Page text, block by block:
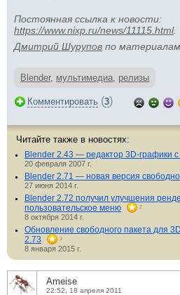
Постоянная ссылка к новости:
https://www.nixp.ru/news/11115.html.
Дмитрий Шурупов по материалам
Blender, мультимедиа, релизы
Комментировать (3)
Читайте также в новостях:
Blender 2.43 — редактор 3D-графики
20 февраля 2007 г.
Blender 2.71 — новая версия
27 июня 2014 г.
Blender 2.72 получил улучшения
пользовательское меню
2
8 октября 2014 г.
Обновление свободного пакета для
2.73
3
8 января 2015 г.
Ameise
22:52, 18 апреля 2011